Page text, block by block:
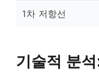
1차 저항선
기술적 분